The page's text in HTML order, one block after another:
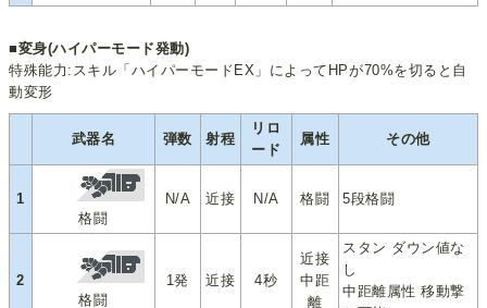
■変身(ハイパーモード発動)
特殊能力:スキル「ハイパーモードEX」によってHPが70%を切ると自
動変形
武器名 弾数 射程
リロ
ード
属性 その他
1
格闘
N/A 近接 N/A 格闘 5段格闘
2
格闘
1発 近接 4秒
近接
中距
離
スタン ダウン値な
し
中距離属性 移動撃